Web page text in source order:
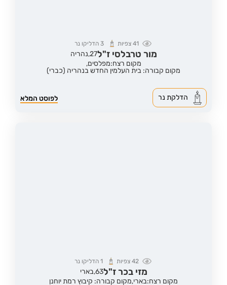
41צפיות 3 הדליקו נר
מור טרבלסי ז"ל27, נהריה
מקום רצח:מפלסים,
מקום קבורה: בית העלמין החדש בנהריה (כברי)
לפוסט המלא הדלקת נר
42צפיות 1 הדליקו נר
מזי בכר ז"ל63,בארי
מקום רצח:בארי,מקום קבורה: קיבוץ רמת יוחנן